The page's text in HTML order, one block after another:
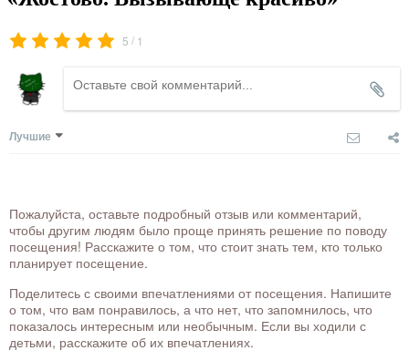
5 / 1
Лучшие
Пожалуйста, оставьте подробный отзыв или комментарий,
чтобы другим людям было проще принять решение по поводу
посещения! Расскажите о том, что стоит знать тем, кто только
планирует посещение.
Поделитесь с своими впечатлениями от посещения. Напишите
о том, что вам понравилось, а что нет, что запомнилось, что
показалось интересным или необычным. Если вы ходили с
детьми, расскажите об их впечатлениях.